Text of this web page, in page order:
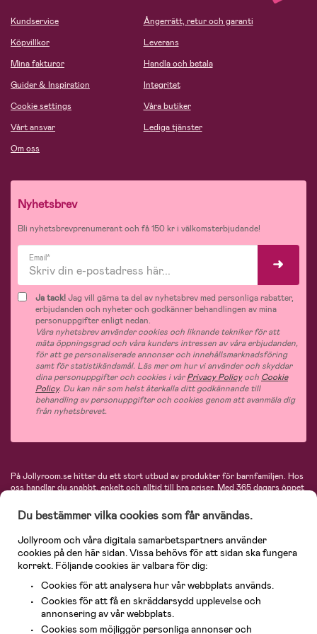
Kundservice
Köpvillkor
Mina fakturor
Guider & Inspiration
Cookie settings
Vårt ansvar
Om oss
Ångerrätt, retur och garanti
Leverans
Handla och betala
Integritet
Våra butiker
Lediga tjänster
Nyhetsbrev
Bli nyhetsbrevprenumerant och få 150 kr i välkomsterbjudande!
Email*
Ja tack!Jag vill gärna ta del av nyhetsbrev med personliga rabatter,
erbjudanden och nyheter och godkänner behandlingen av mina
personuppgifter enligt nedan.
Våra nyhetsbrev använder cookies och liknande tekniker för att
mäta öppningsgrad och våra kunders intressen av våra erbjudanden,
för att ge personaliserade annonser och innehållsmarknadsföring
samt för statistikändamål. Läs mer om hur vi använder och skyddar
dina personuppgifter och cookies i vårPrivacy Policyoch Cookie
Policy. Du kan när som helst återkalla ditt godkännande till
behandling av personuppgifter och cookies genom att avanmäla dig
från nyhetsbrevet.
På Jollyroom.se hittar du ett stort utbud av produkter för barnfamiljen. Hos
oss handlar du snabbt, enkelt och alltid till bra priser. Med 365 dagars öppet
hos oss. I vårt sortiment hittar du barnvagnar, bilstolar, kläder för barn och
baby, produkter för mamman, massor av inspirerande inredning, leksaker,
varumärken så som Britax, Maxi-Cosi, Baby Jogger, BabyBjörn, Didriksons,
KidKraft, Ergobaby, Philips Avent, Neonate, Cybex, LEGO och många fler.
Välkommen in och kika runt i Nordens största barn- och babybutik på nätet!
Du bestämmer vilka cookies som får användas.
Jollyroom och våra digitala samarbetspartners använder
cookies på den här sidan. Vissa behövs för att sidan ska fungera
korrekt. Följande cookies är valbara för dig:
Cookies för att analysera hur vår webbplats används.
Cookies för att få en skräddarsydd upplevelse och
annonsering av vår webbplats.
Cookies som möjliggör personliga annonser och